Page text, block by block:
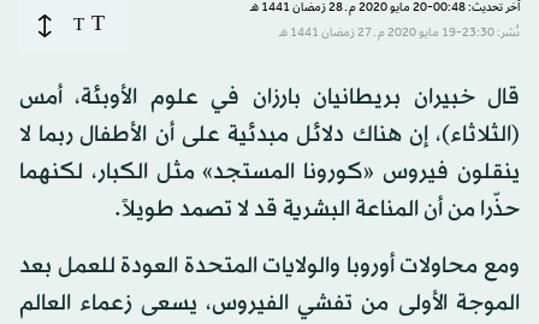
آخر تحديث: 00:48-20 مايو 2020 م ـ 28 رَمضان 1441 هـ
نُشر: 23:30-19 مايو 2020 م ـ 27 رَمضان 1441 هـ
T
T
قال خبيران بريطانيان بارزان في علوم الأوبئة، أمس
(الثلاثاء)، إن هناك دلائل مبدئية على أن الأطفال ربما لا
ينقلون فيروس «كورونا المستجد» مثل الكبار، لكنهما
حذّرا من أن المناعة البشرية قد لا تصمد طويلاً.
ومع محاولات أوروبا والولايات المتحدة العودة للعمل بعد
الموجة الأولى من تفشي الفيروس، يسعى زعماء العالم